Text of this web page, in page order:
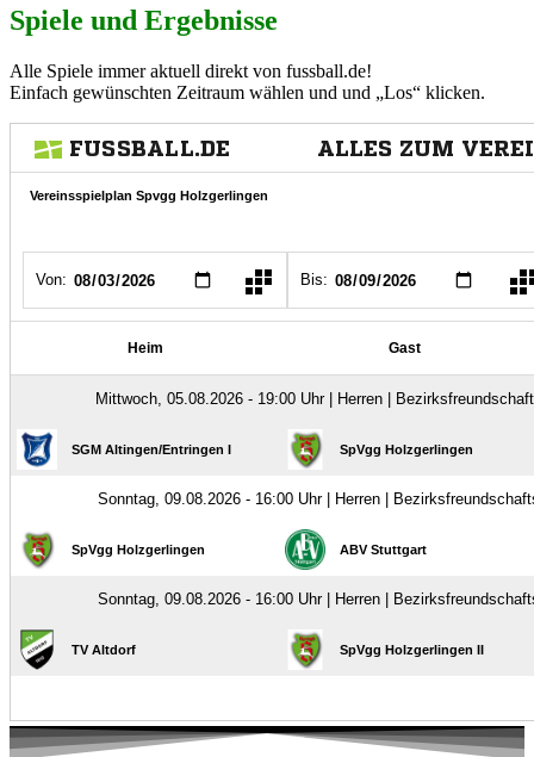
Spiele und Ergebnisse
Alle Spiele immer aktuell direkt von fussball.de!
Einfach gewünschten Zeitraum wählen und und „Los“ klicken.